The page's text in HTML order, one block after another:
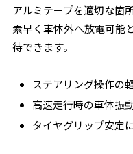
アルミテープを適切な箇
素早く車体外へ放電可能
待できます。
ステアリング操作の
高速走行時の車体振
タイヤグリップ安定